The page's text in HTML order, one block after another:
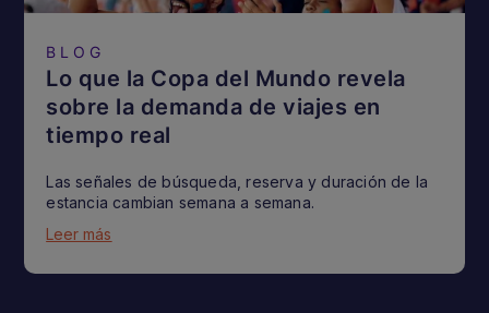
BLOG
Lo que la Copa del Mundo revela
sobre la demanda de viajes en
tiempo real
Las señales de búsqueda, reserva y duración de la
estancia cambian semana a semana.
Leer más